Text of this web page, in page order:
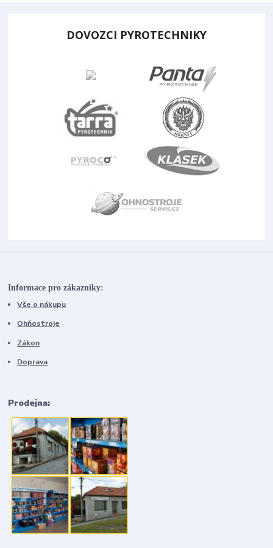
DOVOZCI PYROTECHNIKY
Informace pro zákazníky:
Vše o nákupu
Ohňostroje
Zákon
Doprava
Prodejna: